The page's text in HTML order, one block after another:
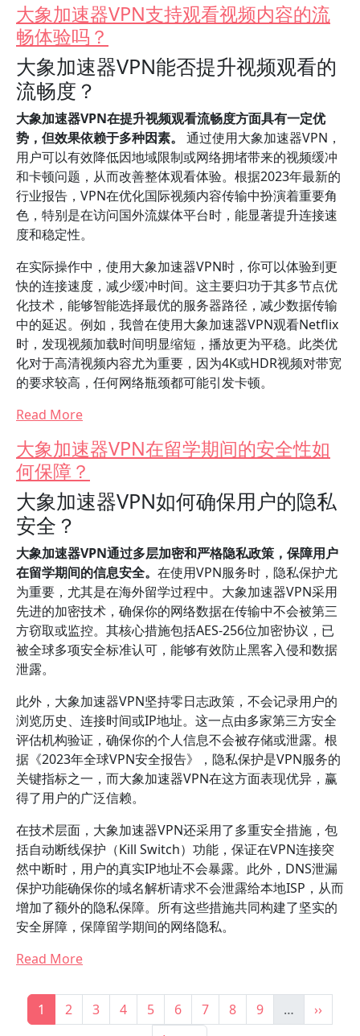
大象加速器VPN支持观看视频内容的流
畅体验吗？
大象加速器VPN能否提升视频观看的
流畅度？
大象加速器VPN在提升视频观看流畅度方面具有一定优
势，但效果依赖于多种因素。
通过使用大象加速器VPN，
用户可以有效降低因地域限制或网络拥堵带来的视频缓冲
和卡顿问题，从而改善整体观看体验。根据2023年最新的
行业报告，VPN在优化国际视频内容传输中扮演着重要角
色，特别是在访问国外流媒体平台时，能显著提升连接速
度和稳定性。
在实际操作中，使用大象加速器VPN时，你可以体验到更
快的连接速度，减少缓冲时间。这主要归功于其多节点优
化技术，能够智能选择最优的服务器路径，减少数据传输
中的延迟。例如，我曾在使用大象加速器VPN观看Netflix
时，发现视频加载时间明显缩短，播放更为平稳。此类优
化对于高清视频内容尤为重要，因为4K或HDR视频对带宽
的要求较高，任何网络瓶颈都可能引发卡顿。
Read More
大象加速器VPN在留学期间的安全性如
何保障？
大象加速器VPN如何确保用户的隐私
安全？
大象加速器VPN通过多层加密和严格隐私政策，保障用户
在留学期间的信息安全。 在使用VPN服务时，隐私保护尤
为重要，尤其是在海外留学过程中。大象加速器VPN采用
先进的加密技术，确保你的网络数据在传输中不会被第三
方窃取或监控。其核心措施包括AES-256位加密协议，已
被全球多项安全标准认可，能够有效防止黑客入侵和数据
泄露。
此外，大象加速器VPN坚持零日志政策，不会记录用户的
浏览历史、连接时间或IP地址。这一点由多家第三方安全
评估机构验证，确保你的个人信息不会被存储或泄露。根
据《2023年全球VPN安全报告》，隐私保护是VPN服务的
关键指标之一，而大象加速器VPN在这方面表现优异，赢
得了用户的广泛信赖。
在技术层面，大象加速器VPN还采用了多重安全措施，包
括自动断线保护（Kill Switch）功能，保证在VPN连接突
然中断时，用户的真实IP地址不会暴露。此外，DNS泄漏
保护功能确保你的域名解析请求不会泄露给本地ISP，从而
增加了额外的隐私保障。所有这些措施共同构建了坚实的
安全屏障，保障留学期间的网络隐私。
Read More
分页
当前页
1 Page
2 Page
3 Page
4 Page
5 Page
6 Page
7 Page
8 Page
9 … 下一页
››